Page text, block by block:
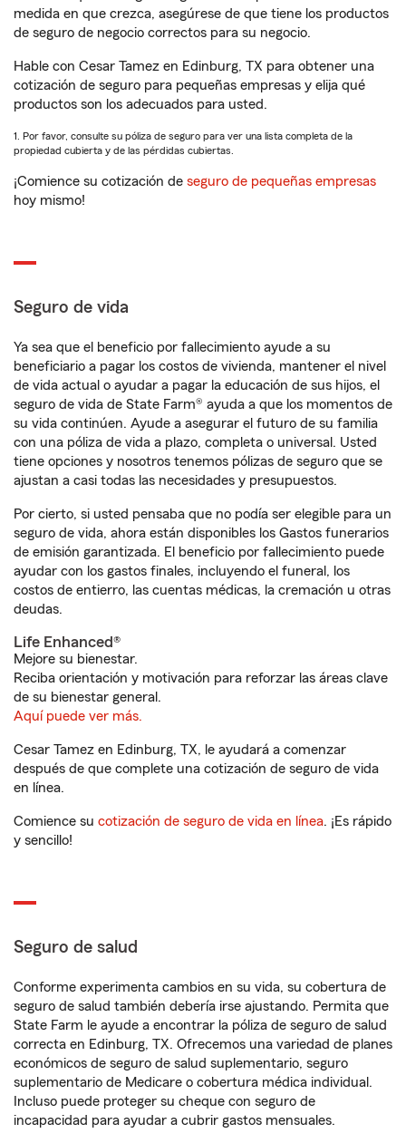
medida en que crezca, asegúrese de que tiene los productos
de seguro de negocio correctos para su negocio.
Hable con Cesar Tamez en Edinburg, TX para obtener una
cotización de seguro para pequeñas empresas y elija qué
productos son los adecuados para usted.
1. Por favor, consulte su póliza de seguro para ver una lista completa de la
propiedad cubierta y de las pérdidas cubiertas.
¡Comience su cotización de seguro de pequeñas empresas
hoy mismo!
Seguro de vida
Ya sea que el beneficio por fallecimiento ayude a su
beneficiario a pagar los costos de vivienda, mantener el nivel
de vida actual o ayudar a pagar la educación de sus hijos, el
seguro de vida de State Farm® ayuda a que los momentos de
su vida continúen. Ayude a asegurar el futuro de su familia
con una póliza de vida a plazo, completa o universal. Usted
tiene opciones y nosotros tenemos pólizas de seguro que se
ajustan a casi todas las necesidades y presupuestos.
Por cierto, si usted pensaba que no podía ser elegible para un
seguro de vida, ahora están disponibles los Gastos funerarios
de emisión garantizada. El beneficio por fallecimiento puede
ayudar con los gastos finales, incluyendo el funeral, los
costos de entierro, las cuentas médicas, la cremación u otras
deudas.
Life Enhanced®
Mejore su bienestar.
Reciba orientación y motivación para reforzar las áreas clave
de su bienestar general.
Aquí puede ver más.
Cesar Tamez en Edinburg, TX, le ayudará a comenzar
después de que complete una cotización de seguro de vida
en línea.
Comience su cotización de seguro de vida en línea. ¡Es rápido
y sencillo!
Seguro de salud
Conforme experimenta cambios en su vida, su cobertura de
seguro de salud también debería irse ajustando. Permita que
State Farm le ayude a encontrar la póliza de seguro de salud
correcta en Edinburg, TX. Ofrecemos una variedad de planes
económicos de seguro de salud suplementario, seguro
suplementario de Medicare o cobertura médica individual.
Incluso puede proteger su cheque con seguro de
incapacidad para ayudar a cubrir gastos mensuales.